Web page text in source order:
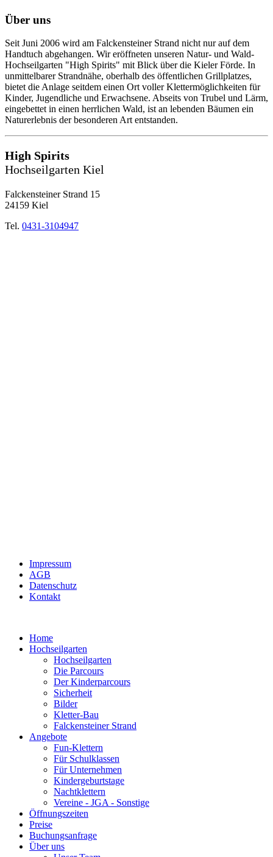
Über uns
Seit Juni 2006 wird am Falckensteiner Strand nicht nur auf dem
Handtuch abgehangen. Wir eröffneten unseren Natur- und Wald-
Hochseilgarten "High Spirits" mit Blick über die Kieler Förde. In
unmittelbarer Strandnähe, oberhalb des öffentlichen Grillplatzes,
bietet die Anlage seitdem einen Ort voller Klettermöglichkeiten für
Kinder, Jugendliche und Erwachsene. Abseits von Trubel und Lärm,
eingebettet in einen herrlichen Wald, ist an lebenden Bäumen ein
Naturerlebnis der besonderen Art entstanden.
High Spirits
Hochseilgarten Kiel
Falckensteiner Strand 15
24159 Kiel
Tel. 0431-3104947
Impressum
AGB
Datenschutz
Kontakt
Home
Hochseilgarten
Hochseilgarten
Die Parcours
Der Kinderparcours
Sicherheit
Bilder
Kletter-Bau
Falckensteiner Strand
Angebote
Fun-Klettern
Für Schulklassen
Für Unternehmen
Kindergeburtstage
Nachtklettern
Vereine - JGA - Sonstige
Öffnungszeiten
Preise
Buchungsanfrage
Über uns